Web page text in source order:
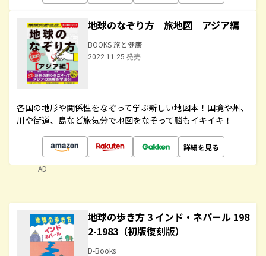
地球のなぞり方 旅地図 アジア編
BOOKS 旅と健康
2022.11.25 発売
各国の地形や関係性をなぞって学ぶ新しい地図本！国境や州、
川や街道、島など旅気分で地図をなぞって脳もイキイキ！
詳細を見る
AD
地球の歩き方 3 インド・ネパール 198
2-1983（初版復刻版）
D-Books